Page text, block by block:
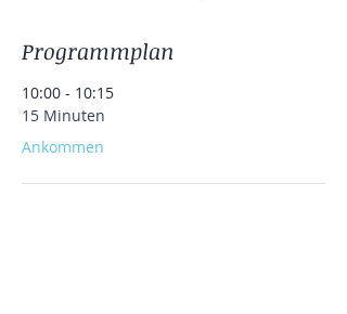
durch sanft fließende und auch
kraftvolle Asanas führen, welche dich
dehnen, kräftigen und entspannen.
Morgen mit einem veganem
Programmplan
10:00 - 10:15
15 Minuten
Ankommen